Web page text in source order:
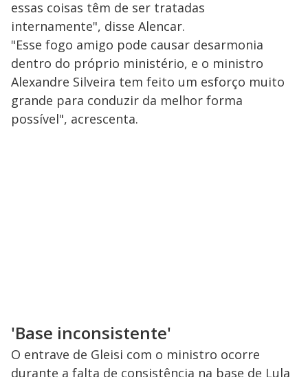
essas coisas têm de ser tratadas
internamente", disse Alencar.
"Esse fogo amigo pode causar desarmonia
dentro do próprio ministério, e o ministro
Alexandre Silveira tem feito um esforço muito
grande para conduzir da melhor forma
possível", acrescenta.
'Base inconsistente'
O entrave de Gleisi com o ministro ocorre
durante a falta de consistência na base de Lula